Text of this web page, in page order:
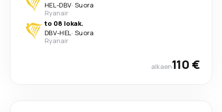
HEL-DBV· Suora
Ryanair
to 08 lokak.
DBV-HEL· Suora
Ryanair
alkaen110 €